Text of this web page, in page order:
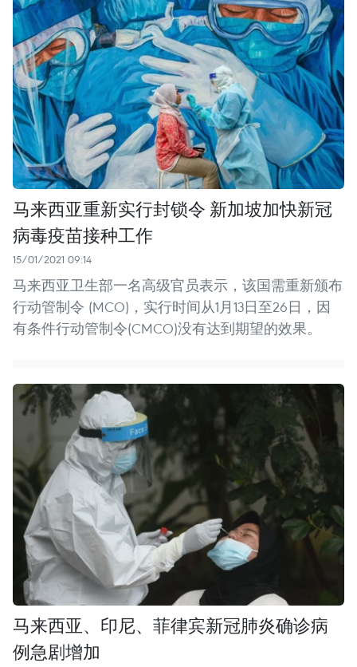
马来西亚重新实行封锁令 新加坡加快新冠
病毒疫苗接种工作
15/01/2021 09:14
马来西亚卫生部一名高级官员表示，该国需重新颁布
行动管制令 (MCO)，实行时间从1月13日至26日，因
有条件行动管制令(CMCO)没有达到期望的效果。
马来西亚、印尼、菲律宾新冠肺炎确诊病
例急剧增加